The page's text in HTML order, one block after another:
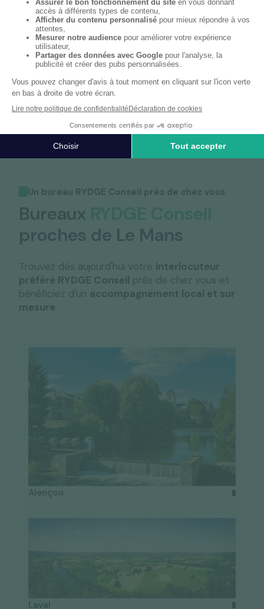
Grâce à ces incubateurs,la ville du Mans
s’affirme comme un véritable hub de
l’innovation, offrant de multiples avantages
aux jeunes entreprises qui souhaitent se
environnement dynamique et stimulant.
Un bureau RYDGE Conseil près de chez vous
Bureaux RYDGE Conseil
proches de Le Mans
Trouvez dès aujourd'hui votre interlocuteur
préféré RYDGE Conseil près de chez vous et
bénéficiez d'un accompagnement local et sur
mesure
Alençon
Laval